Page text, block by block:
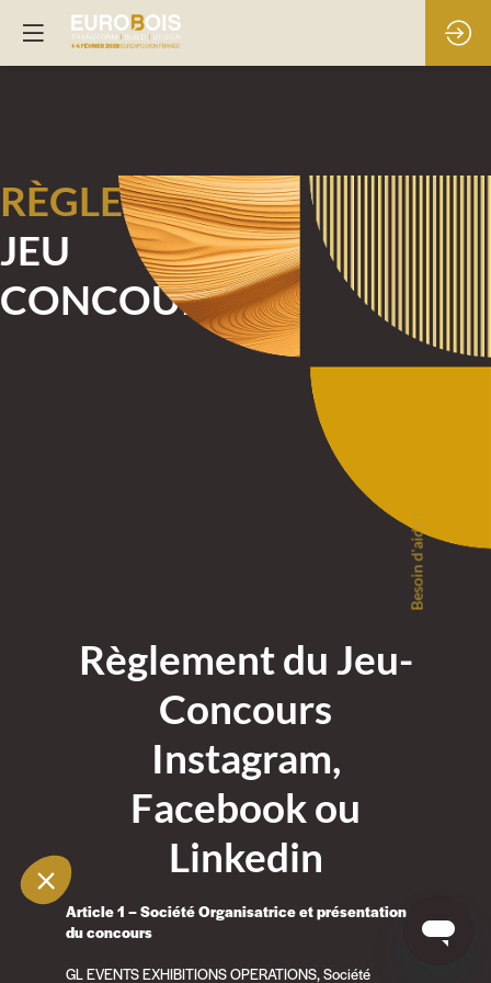
RÈGLEMENT
JEU
CONCOURS
Règlement du Jeu-
Concours
Instagram,
Facebook ou
Linkedin
Article 1 – Société Organisatrice et présentation
du concours
GL EVENTS EXHIBITIONS OPERATIONS, Société
Besoin d'aide ?